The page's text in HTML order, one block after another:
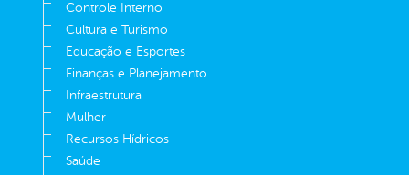
Controle Interno
Cultura e Turismo
Educação e Esportes
Finanças e Planejamento
Infraestrutura
Mulher
Recursos Hídricos
Saúde